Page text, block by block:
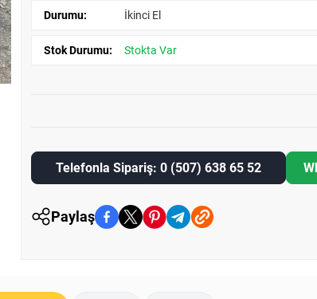
Durumu: İkinci El
Stok Durumu: Stokta Var
Telefonla Sipariş: 0 (507) 638 65 52
Paylaş